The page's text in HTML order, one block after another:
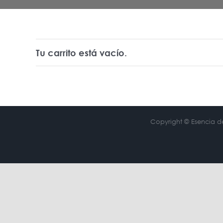
Tu carrito está vacío.
Copyright © Esencia